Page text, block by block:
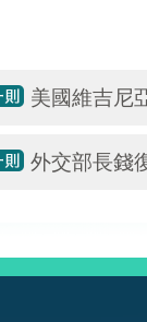
美國維吉尼
外交部長錢